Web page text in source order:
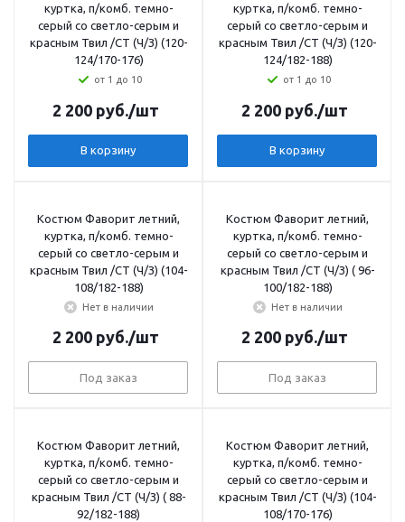
куртка, п/комб. темно-
серый со светло-серым и
красным Твил /СТ (Ч/З) (120-
124/170-176)
от 1 до 10
2 200руб./шт
В корзину
куртка, п/комб. темно-
серый со светло-серым и
красным Твил /СТ (Ч/З) (120-
124/182-188)
от 1 до 10
2 200руб./шт
В корзину
Костюм Фаворит летний,
куртка, п/комб. темно-
серый со светло-серым и
красным Твил /СТ (Ч/З) (104-
108/182-188)
Нет в наличии
2 200руб./шт
Под заказ
Костюм Фаворит летний,
куртка, п/комб. темно-
серый со светло-серым и
красным Твил /СТ (Ч/З) ( 96-
100/182-188)
Нет в наличии
2 200руб./шт
Под заказ
Костюм Фаворит летний,
куртка, п/комб. темно-
серый со светло-серым и
красным Твил /СТ (Ч/З) ( 88-
92/182-188)
Костюм Фаворит летний,
куртка, п/комб. темно-
серый со светло-серым и
красным Твил /СТ (Ч/З) (104-
108/170-176)